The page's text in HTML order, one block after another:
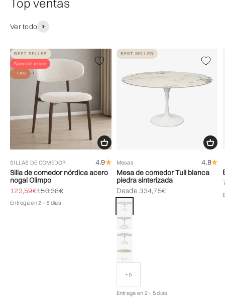
Ver todo
BEST SELLER
Special price
-18%
SILLAS DE COMEDOR
4.9
Silla de comedor nórdica acero
nogal Olimpo
Precio de oferta
123,59€Precio normal
150,38€
Entrega en 2 - 5 días
BEST SELLER
Mesas
4.8
Mesa de comedor Tuli blanca
piedra sinterizada
Precio de oferta
Desde 334,75€
Color
Pandora
Jade
Snow
Traventino
+5
Entrega en 2 - 5 días